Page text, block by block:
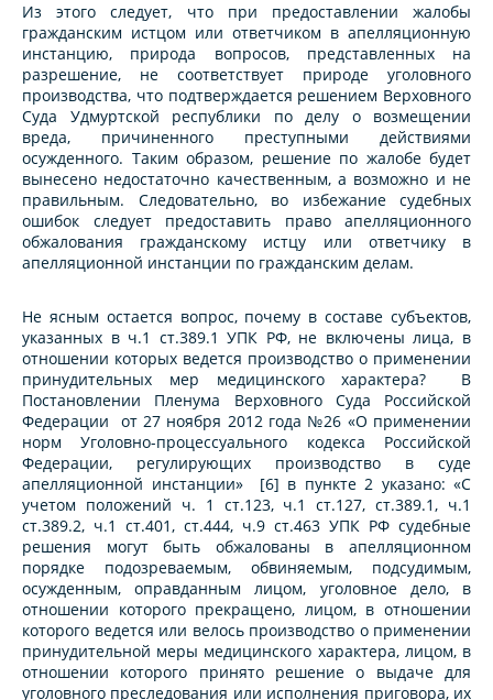
Из этого следует, что при предоставлении жалобы
гражданским истцом или ответчиком в апелляционную
инстанцию, природа вопросов, представленных на
разрешение, не соответствует природе уголовного
производства, что подтверждается решением Верховного
Суда Удмуртской республики по делу о возмещении
вреда, причиненного преступными действиями
осужденного. Таким образом, решение по жалобе будет
вынесено недостаточно качественным, а возможно и не
правильным. Следовательно, во избежание судебных
ошибок следует предоставить право апелляционного
обжалования гражданскому истцу или ответчику в
апелляционной инстанции по гражданским делам.
Не ясным остается вопрос, почему в составе субъектов,
указанных в ч.1 ст.389.1 УПК РФ, не включены лица, в
отношении которых ведется производство о применении
принудительных мер медицинского характера? В
Постановлении Пленума Верховного Суда Российской
Федерации от 27 ноября 2012 года №26 «О применении
норм Уголовно-процессуального кодекса Российской
Федерации, регулирующих производство в суде
апелляционной инстанции» [6] в пункте 2 указано: «С
учетом положений ч. 1 ст.123, ч.1 ст.127, ст.389.1, ч.1
ст.389.2, ч.1 ст.401, ст.444, ч.9 ст.463 УПК РФ судебные
решения могут быть обжалованы в апелляционном
порядке подозреваемым, обвиняемым, подсудимым,
осужденным, оправданным лицом, уголовное дело, в
отношении которого прекращено, лицом, в отношении
которого ведется или велось производство о применении
принудительной меры медицинского характера, лицом, в
отношении которого принято решение о выдаче для
уголовного преследования или исполнения приговора, их